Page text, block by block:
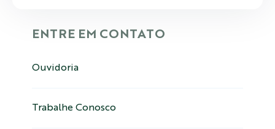
ENTRE EM CONTATO
Ouvidoria
Trabalhe Conosco